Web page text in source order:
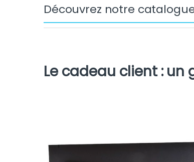
Découvrez notre
Le cadeau client :